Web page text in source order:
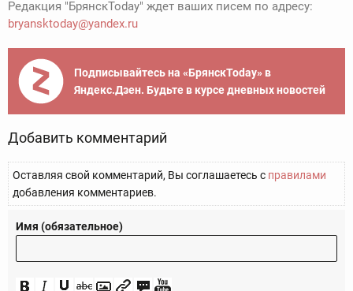
Редакция "БрянскToday" ждет ваших писем по адресу:
bryansktoday@yandex.ru
Подписывайтесь на «БрянскToday» в
Яндекс.Дзен. Будьте в курсе дневных новостей
Добавить комментарий
Оставляя свой комментарий, Вы соглашаетесь с правилами
добавления комментариев.
Имя (обязательное)